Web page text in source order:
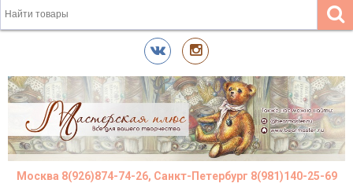
Москва 8(926)874-74-26, Санкт-Петербург 8(981)140-25-69